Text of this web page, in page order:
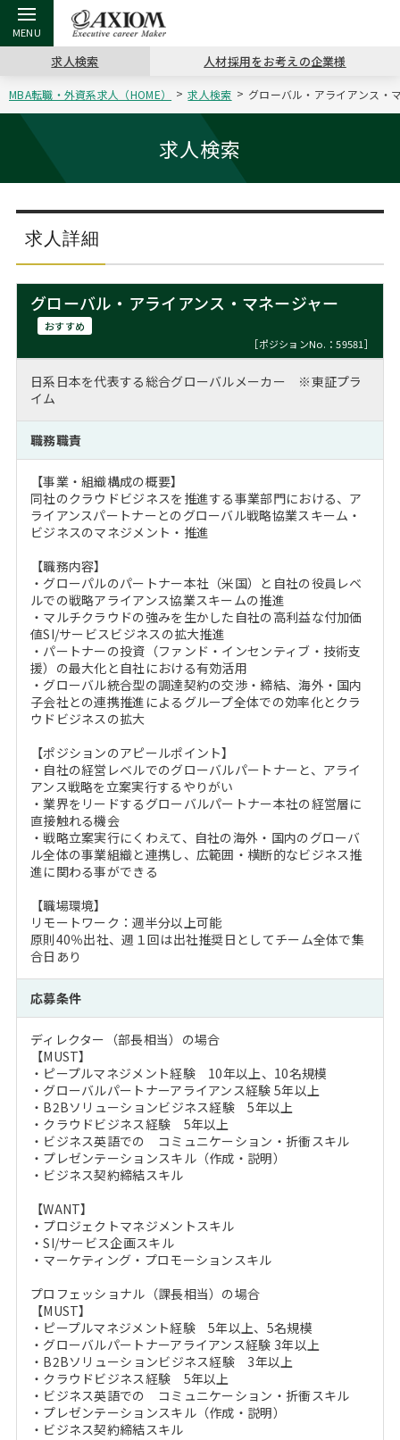
戻る
アクシアムの特長
戻る
コンサ
サービス案内
戻る
キャリ
コンサルタントの紹介
戻る
キャリア支援 TOP
キャリアデザイン講座
（最新求人市場動向）
戻る
MBAの
ステージ別アドバイス
MBAの転職事例
MBAからのFAQ
MBA留学生数の推移
戻る
日本か
MBAを生かす求人特集
年齢と年収の相関図
戻る
転職ツール TOP
英文レジュメの書き方
戻る
パワー
職務経歴書の書き方
よくある面接Q&A集
戻る
転職コラム TOP
“展”職相談室
転職市場の明日をよめ
転職成功への4つの鍵
注目企業インタビュー
戻る
イベント・セミナー TOP
ジョブフェア
キャリアデザインセミナー
キャリアフォーラム
Career Talk Live
MBA NETWORKING
戻る
会社概要 TOP
沿革
主なクライアント
採用情報
ニュースリリース
求人検索 人材採用をお考えの企業様
MBA転職・外資系求人（HOME） 求人検索 グローバル・アライアンス
求人検索
求人詳細
グローバル・アライアンス・マネージャー
おすすめ
［ポジションNo.：59581］
日系日本を代表する総合グローバルメーカー ※東証プラ
イム
職務職責
【事業・組織構成の概要】
同社のクラウドビジネスを推進する事業部門における、ア
ライアンスパートナーとのグローバル戦略協業スキーム・
ビジネスのマネジメント・推進
【職務内容】
・グローパルのパートナー本社（米国）と自社の役員レベ
ルでの戦略アライアンス協業スキームの推進
・マルチクラウドの強みを生かした自社の高利益な付加価
値SI/サービスビジネスの拡大推進
・パートナーの投資（ファンド・インセンティブ・技術支
援）の最大化と自社における有効活用
・グローバル統合型の調達契約の交渉・締結、海外・国内
子会社との連携推進によるグループ全体での効率化とクラ
ウドビジネスの拡大
【ポジションのアピールポイント】
・自社の経営レベルでのグローバルパートナーと、アライ
アンス戦略を立案実行するやりがい
・業界をリードするグローバルパートナー本社の経営層に
直接触れる機会
・戦略立案実行にくわえて、自社の海外・国内のグローバ
ル全体の事業組織と連携し、広範囲・横断的なビジネス推
進に関わる事ができる
【職場環境】
リモートワーク：週半分以上可能
原則40％出社、週１回は出社推奨日としてチーム全体で集
合日あり
応募条件
ディレクター（部長相当）の場合
【MUST】
・ピープルマネジメント経験 10年以上、10名規模
・グローバルパートナーアライアンス経験 5年以上
・B2Bソリューションビジネス経験 5年以上
・クラウドビジネス経験 5年以上
・ビジネス英語での コミュニケーション・折衝スキル
・プレゼンテーションスキル（作成・説明）
・ビジネス契約締結スキル
【WANT】
・プロジェクトマネジメントスキル
・SI/サービス企画スキル
・マーケティング・プロモーションスキル
プロフェッショナル（課長相当）の場合
【MUST】
・ピープルマネジメント経験 5年以上、5名規模
・グローバルパートナーアライアンス経験 3年以上
・B2Bソリューションビジネス経験 3年以上
・クラウドビジネス経験 5年以上
・ビジネス英語での コミュニケーション・折衝スキル
・プレゼンテーションスキル（作成・説明）
・ビジネス契約締結スキル